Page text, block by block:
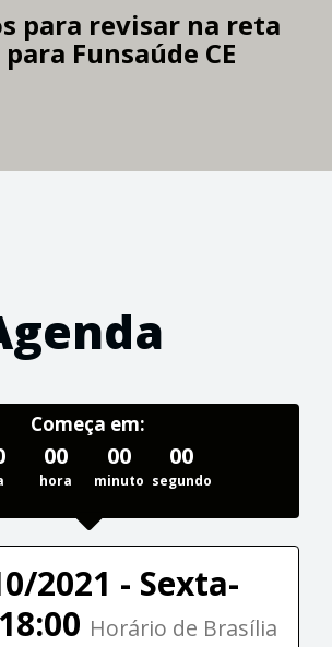
para revisar na reta
Funsaúde CE
Começa em:
00
hora
00
minuto
00
segundo
2021 - Sexta-
Horário de Brasília